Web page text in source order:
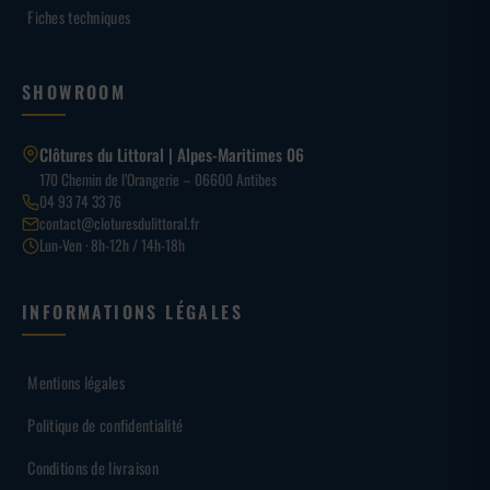
Fiches techniques
SHOWROOM
Clôtures du Littoral | Alpes-Maritimes 06
170 Chemin de l’Orangerie – 06600 Antibes
04 93 74 33 76
contact@cloturesdulittoral.fr
Lun-Ven · 8h-12h / 14h-18h
INFORMATIONS LÉGALES
Mentions légales
Politique de confidentialité
Conditions de livraison